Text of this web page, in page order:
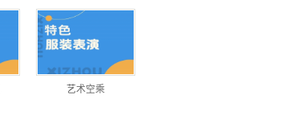
艺术空乘